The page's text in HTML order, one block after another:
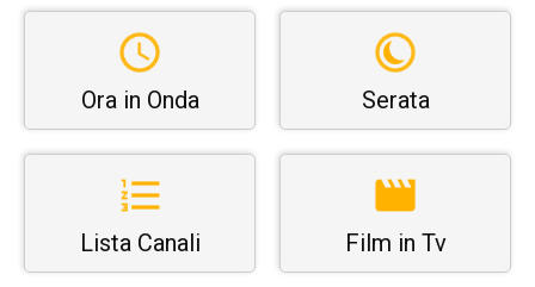
Ora in Onda Serata
Lista Canali Film in Tv